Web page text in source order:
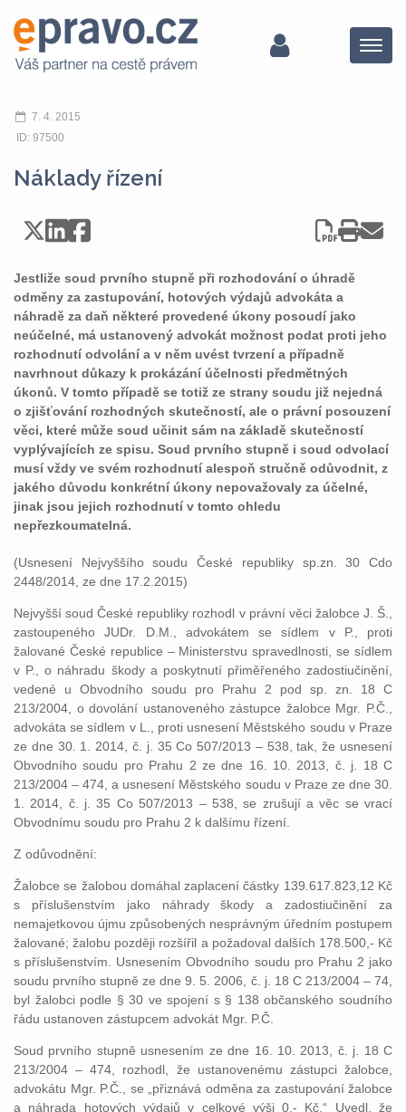
Menu
7. 4. 2015
ID: 97500
Náklady řízení
Jestliže soud prvního stupně při rozhodování o úhradě
odměny za zastupování, hotových výdajů advokáta a
náhradě za daň některé provedené úkony posoudí jako
neúčelné, má ustanovený advokát možnost podat proti jeho
rozhodnutí odvolání a v něm uvést tvrzení a případně
navrhnout důkazy k prokázání účelnosti předmětných
úkonů. V tomto případě se totiž ze strany soudu již nejedná
o zjišťování rozhodných skutečností, ale o právní posouzení
věci, které může soud učinit sám na základě skutečností
vyplývajících ze spisu. Soud prvního stupně i soud odvolací
musí vždy ve svém rozhodnutí alespoň stručně odůvodnit, z
jakého důvodu konkrétní úkony nepovažovaly za účelné,
jinak jsou jejich rozhodnutí v tomto ohledu
nepřezkoumatelná.
(Usnesení Nejvyššího soudu České republiky sp.zn. 30 Cdo
2448/2014, ze dne 17.2.2015)
Nejvyšší soud České republiky rozhodl v právní věci žalobce J. Š.,
zastoupeného JUDr. D.M., advokátem se sídlem v P., proti
žalované České republice – Ministerstvu spravedlnosti, se sídlem
v P., o náhradu škody a poskytnutí přiměřeného zadostiučinění,
vedené u Obvodního soudu pro Prahu 2 pod sp. zn. 18 C
213/2004, o dovolání ustanoveného zástupce žalobce Mgr. P.Č.,
advokáta se sídlem v L., proti usnesení Městského soudu v Praze
ze dne 30. 1. 2014, č. j. 35 Co 507/2013 – 538, tak, že usnesení
Obvodního soudu pro Prahu 2 ze dne 16. 10. 2013, č. j. 18 C
213/2004 – 474, a usnesení Městského soudu v Praze ze dne 30.
1. 2014, č. j. 35 Co 507/2013 – 538, se zrušují a věc se vrací
Obvodnímu soudu pro Prahu 2 k dalšímu řízení.
Z odůvodnění:
Žalobce se žalobou domáhal zaplacení částky 139.617.823,12 Kč
s příslušenstvím jako náhrady škody a zadostiučinění za
nemajetkovou újmu způsobených nesprávným úředním postupem
žalované; žalobu později rozšířil a požadoval dalších 178.500,- Kč
s příslušenstvím. Usnesením Obvodního soudu pro Prahu 2 jako
soudu prvního stupně ze dne 9. 5. 2006, č. j. 18 C 213/2004 – 74,
byl žalobci podle § 30 ve spojení s § 138 občanského soudního
řádu ustanoven zástupcem advokát Mgr. P.Č.
Soud prvního stupně usnesením ze dne 16. 10. 2013, č. j. 18 C
213/2004 – 474, rozhodl, že ustanovenému zástupci žalobce,
advokátu Mgr. P.Č., se „přiznává odměna za zastupování žalobce
a náhrada hotových výdajů v celkové výši 0,- Kč.“ Uvedl, že